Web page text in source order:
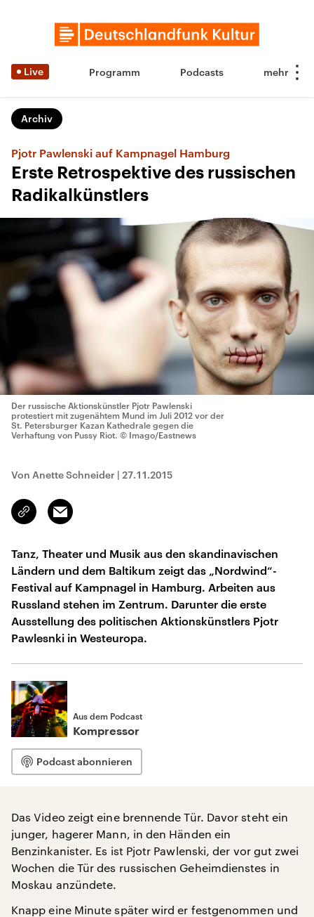
Live Programm Podcasts
Archiv
Pjotr Pawlenski auf Kampnagel Hamburg
Erste Retrospektive des russischen
Radikalkünstlers
Der russische Aktionskünstler Pjotr Pawlenski
protestiert mit zugenähtem Mund im Juli 2012 vor der
St. Petersburger Kazan Kathedrale gegen die
Verhaftung von Pussy Riot. © Imago/Eastnews
Von Anette Schneider | 27.11.2015
Link
kopieren/teilen
Email
Tanz, Theater und Musik aus den skandinavischen
Ländern und dem Baltikum zeigt das „Nordwind“-
Festival auf Kampnagel in Hamburg. Arbeiten aus
Russland stehen im Zentrum. Darunter die erste
Ausstellung des politischen Aktionskünstlers Pjotr
Pawlesnki in Westeuropa.
Aus dem Podcast
Kompressor
Podcast abonnieren
Das Video zeigt eine brennende Tür. Davor steht ein
junger, hagerer Mann, in den Händen ein
Benzinkanister. Es ist Pjotr Pawlenski, der vor gut zwei
Wochen die Tür des russischen Geheimdienstes in
Moskau anzündete.
Knapp eine Minute später wird er festgenommen und